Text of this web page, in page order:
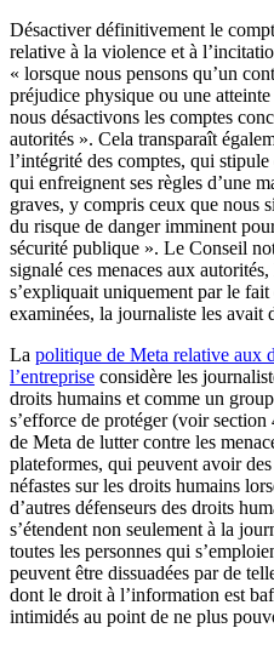
Désactiver définitivement le
relative à la violence et à
« lorsque nous pensons qu’un
préjudice physique ou une
nous désactivons les comptes
autorités ». Cela transparaît
l’intégrité des comptes, qui
qui enfreignent ses règles d’une
graves, y compris ceux que nous
du risque de danger imminent
sécurité publique ». Le Conseil
signalé ces menaces aux
s’expliquait uniquement par le
examinées, la journaliste les avait
La politique de Meta relative aux
l’entreprise considère les
droits humains et comme un
s’efforce de protéger (voir
de Meta de lutter contre les
plateformes, qui peuvent avoir
néfastes sur les droits humains
d’autres défenseurs des droits
s’étendent non seulement à la
toutes les personnes qui
peuvent être dissuadées par de
dont le droit à l’information est
intimidés au point de ne plus